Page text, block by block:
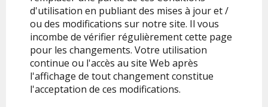
d'utilisation en publiant des mises à jour et /
ou des modifications sur notre site. Il vous
incombe de vérifier régulièrement cette page
pour les changements. Votre utilisation
continue ou l'accès au site Web après
l'affichage de tout changement constitue
l'acceptation de ces modifications.